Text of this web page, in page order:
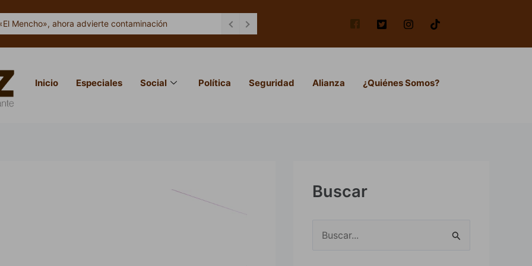
es responsabilidad federal: SEJ
Inicio Especiales Social Política Seguridad Alianza ¿Quiénes Somos?
Buscar